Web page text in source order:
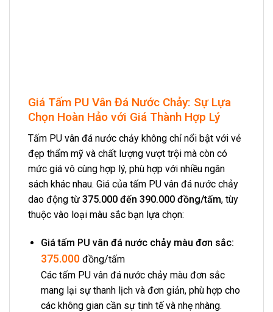
Giá Tấm PU Vân Đá Nước Chảy: Sự Lựa
Chọn Hoàn Hảo với Giá Thành Hợp Lý
Tấm PU vân đá nước chảy không chỉ nổi bật với vẻ
đẹp thẩm mỹ và chất lượng vượt trội mà còn có
mức giá vô cùng hợp lý, phù hợp với nhiều ngân
sách khác nhau. Giá của tấm PU vân đá nước chảy
dao động từ 375.000 đến 390.000 đồng/tấm, tùy
thuộc vào loại màu sắc bạn lựa chọn:
Giá tấm PU vân đá nước chảy màu đơn sắc:
375.000 đồng/tấm
Các tấm PU vân đá nước chảy màu đơn sắc
mang lại sự thanh lịch và đơn giản, phù hợp cho
các không gian cần sự tinh tế và nhẹ nhàng.